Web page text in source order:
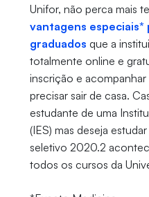
Unifor, não perca mais
vantagens
graduados que a
totalmente online e
inscrição e
precisar sair de casa.
estudante de uma
(IES) mas deseja
seletivo 2020.2
todos os cursos da